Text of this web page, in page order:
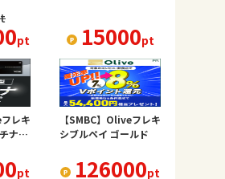
pt 15000pt
レキ
ナプ
pt
【SMBC】Oliveフレキ
シブルペイ ゴールド
126000pt